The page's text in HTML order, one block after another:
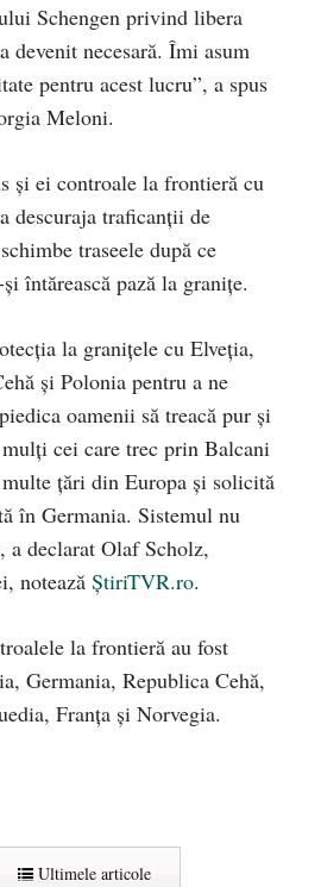
Schengen privind libera
devenit necesară. Îmi asum
pentru acest lucru”, a spus
Meloni.
și ei controale la frontieră cu
descuraja traficanţii de
traseele după ce
întărească pază la granițe.
la granițele cu Elveția,
și Polonia pentru a ne
oamenii să treacă pur şi
cei care trec prin Balcani
țări din Europa și solicită
în Germania. Sistemul nu
a declarat Olaf Scholz,
notează ȘtiriTVR.ro.
la frontieră au fost
Germania, Republica Cehă,
Franța și Norvegia.
Ultimele articole